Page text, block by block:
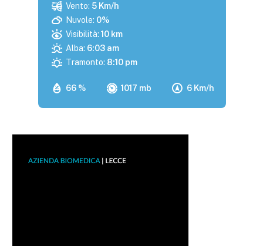
66 % 1017 mb 6 Km/h
Vento: 5 Km/h
Nuvole: 0%
Visibilità: 10 km
Alba: 6:03 am
Tramonto: 8:10 pm